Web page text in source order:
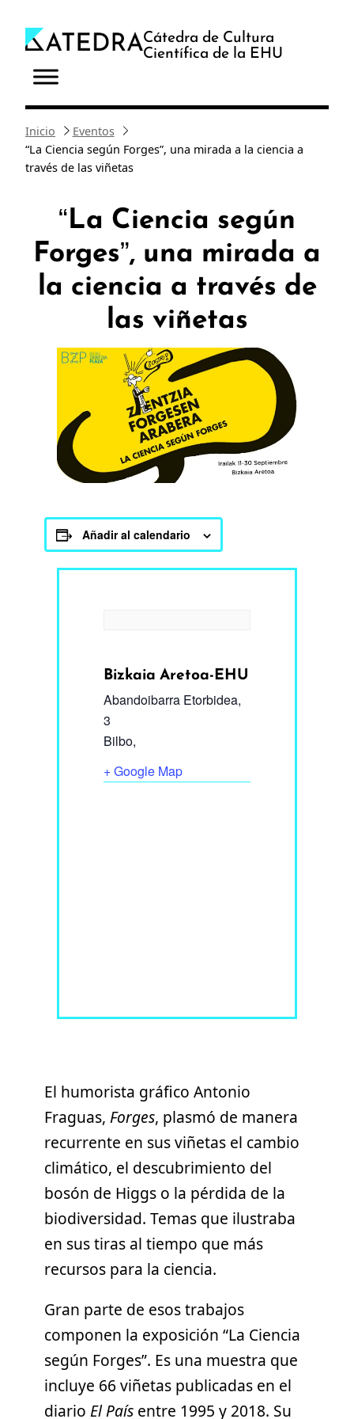
contenido
Cátedra de Cultura
Científica de la EHU
Inicio
Eventos
“La Ciencia según Forges”, una mirada a la ciencia a
través de las viñetas
“La Ciencia según
Forges”, una mirada a
la ciencia a través de
las viñetas
Añadir al calendario
Bizkaia Aretoa-EHU
Abandoibarra Etorbidea,
3
Bilbo,
+ Google Map
El humorista gráfico Antonio
Fraguas, Forges, plasmó de manera
recurrente en sus viñetas el cambio
climático, el descubrimiento del
bosón de Higgs o la pérdida de la
biodiversidad. Temas que ilustraba
en sus tiras al tiempo que más
recursos para la ciencia.
Gran parte de esos trabajos
componen la exposición “La Ciencia
según Forges”. Es una muestra que
incluye 66 viñetas publicadas en el
diario El País entre 1995 y 2018. Su